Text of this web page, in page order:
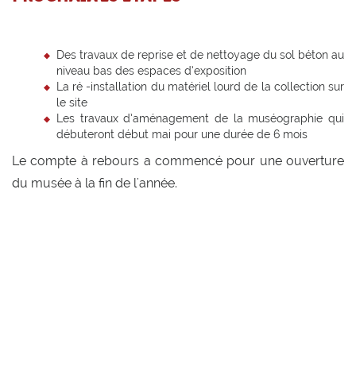
Des travaux de reprise et de nettoyage du sol béton au
niveau bas des espaces d’exposition
La ré -installation du matériel lourd de la collection sur
le site
Les travaux d’aménagement de la muséographie qui
débuteront début mai pour une durée de 6 mois
Le compte à rebours a commencé pour une ouverture
du musée à la fin de l'année.